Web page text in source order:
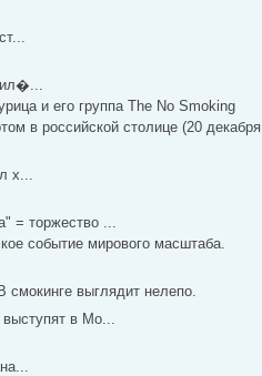
и его группа The No Smoking
в российской столице (20 декабря
х...
= торжество ...
событие мирового масштаба.
смокинге выглядит нелепо.
в Мо...